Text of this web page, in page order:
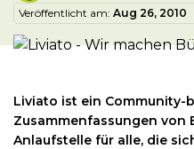
Veröffentlicht am: Aug 26, 2010
Liviato ist ein Community-
Zusammenfassungen von
Anlaufstelle für alle, die